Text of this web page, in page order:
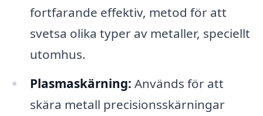
fortfarande effektiv, metod för att
svetsa olika typer av metaller, speciellt
utomhus.
Plasmaskärning: Används för att
skära metall precisionsskärningar